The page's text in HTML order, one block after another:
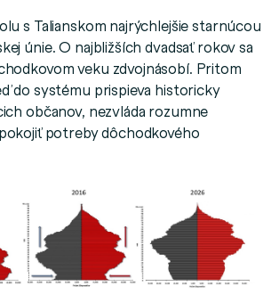
s Talianskom najrýchlejšie starnúcou
únie. O najbližších dvadsať rokov sa
veku zdvojnásobí. Pritom
do systému prispieva historicky
občanov, nezvláda rozumne
potreby dôchodkového